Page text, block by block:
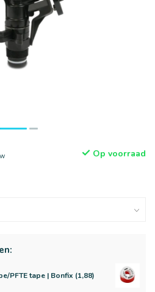
Op voorraad
PFTE tape | Bonfix (1,88)